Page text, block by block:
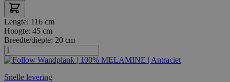
Lengte: 116 cm
Hoogte: 45 cm
Breedte/diepte: 20 cm
Snelle levering